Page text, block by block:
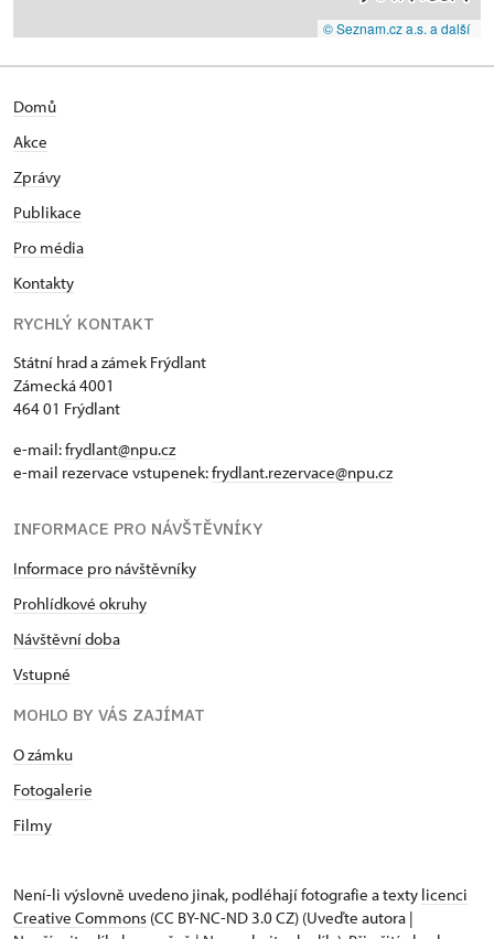
© Seznam.cz a.s. a další
Domů
Akce
Zprávy
Publikace
Pro média
Kontakty
RYCHLÝ KONTAKT
Státní hrad a zámek Frýdlant
Zámecká 4001
464 01 Frýdlant
e-mail:frydlant@npu.cz
e-mail rezervace vstupenek:frydlant.rezervace@npu.cz
INFORMACE PRO NÁVŠTĚVNÍKY
Informace pro návštěvníky
Prohlídkové okruhy
Návštěvní doba
Vstupné
MOHLO BY VÁS ZAJÍMAT
O zámku
Fotogalerie
Filmy
Není-li výslovně uvedeno jinak, podléhají fotografie a texty licenci
Creative Commons (CC BY-NC-ND 3.0 CZ) (Uveďte autora |